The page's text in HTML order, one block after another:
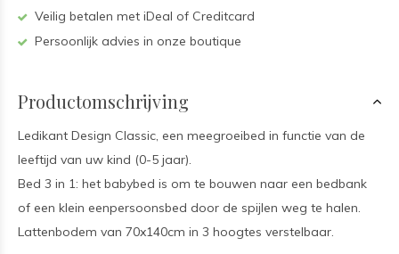
Veilig betalen met iDeal of Creditcard
Persoonlijk advies in onze boutique
Productomschrijving
Ledikant Design Classic, een meegroeibed in functie van de
leeftijd van uw kind (0-5 jaar).
Bed 3 in 1: het babybed is om te bouwen naar een bedbank
of een klein eenpersoonsbed door de spijlen weg te halen.
Lattenbodem van 70x140cm in 3 hoogtes verstelbaar.